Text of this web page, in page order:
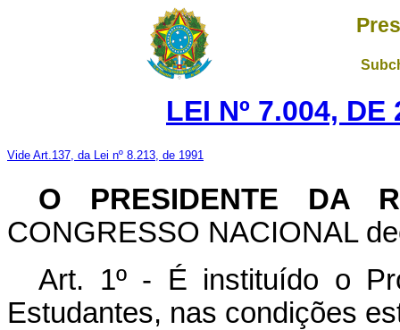
LEI Nº 7.004,
Vide Art.137, da Lei nº 8.213, de 1991
O PRESIDENTE DA
CONGRESSO NACIONAL
Art. 1º - É instituído o
Estudantes, nas condições